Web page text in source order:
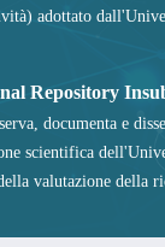
adottato
Repository
documenta e
scientifica
valutazione della